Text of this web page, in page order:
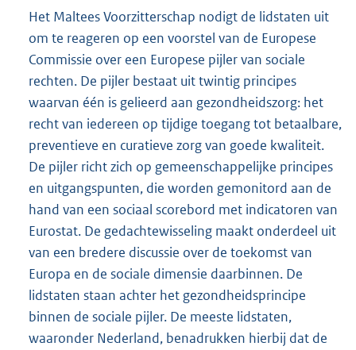
Het Maltees Voorzitterschap nodigt de lidstaten uit
om te reageren op een voorstel van de Europese
Commissie over een Europese pijler van sociale
rechten. De pijler bestaat uit twintig principes
waarvan één is gelieerd aan gezondheidszorg: het
recht van iedereen op tijdige toegang tot betaalbare,
preventieve en curatieve zorg van goede kwaliteit.
De pijler richt zich op gemeenschappelijke principes
en uitgangspunten, die worden gemonitord aan de
hand van een sociaal scorebord met indicatoren van
Eurostat. De gedachtewisseling maakt onderdeel uit
van een bredere discussie over de toekomst van
Europa en de sociale dimensie daarbinnen. De
lidstaten staan achter het gezondheidsprincipe
binnen de sociale pijler. De meeste lidstaten,
waaronder Nederland, benadrukken hierbij dat de